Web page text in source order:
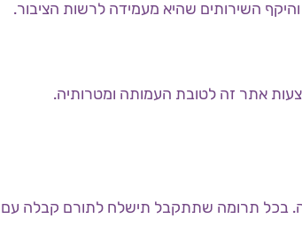
בהתאם לסעיף 46א’ לפקודת מס הכנסה. בכל תרומה שתתקבל תישלח לתורם קבלה עם